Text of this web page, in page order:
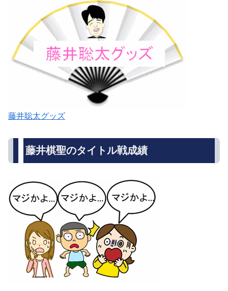
藤井聡太グッズ
藤井棋聖のタイトル戦成績